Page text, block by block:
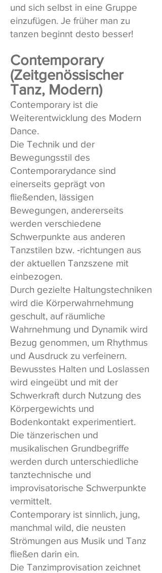
und sich selbst in eine Gruppe
einzufügen. Je früher man zu
tanzen beginnt desto besser!
Contemporary
(Zeitgenössischer
Tanz, Modern)
Contemporary ist die
Weiterentwicklung des Modern
Dance.
Die Technik und der
Bewegungsstil des
Contemporarydance sind
einerseits geprägt von
fließenden, lässigen
Bewegungen, andererseits
werden verschiedene
Schwerpunkte aus anderen
Tanzstilen bzw. ‑richtungen aus
der aktuellen Tanzszene mit
einbezogen.
Durch gezielte Haltungstechniken
wird die Körperwahrnehmung
geschult, auf räumliche
Wahrnehmung und Dynamik wird
Bezug genommen, um Rhythmus
und Ausdruck zu verfeinern.
Bewusstes Halten und Loslassen
wird eingeübt und mit der
Schwerkraft durch Nutzung des
Körpergewichts und
Bodenkontakt experimentiert.
Die tänzerischen und
musikalischen Grundbegriffe
werden durch unterschiedliche
tanztechnische und
improvisatorische Schwerpunkte
vermittelt.
Contemporary ist sinnlich, jung,
manchmal wild, die neusten
Strömungen aus Musik und Tanz
fließen darin ein.
Die Tanzimprovisation zeichnet